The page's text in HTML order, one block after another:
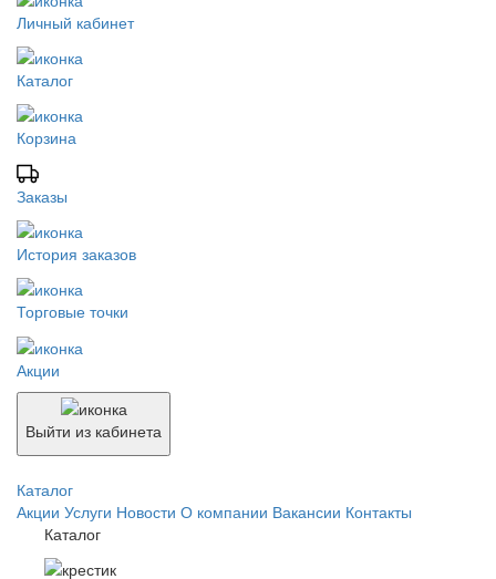
Личный кабинет
Каталог
Корзина
Заказы
История заказов
Торговые точки
Акции
Выйти из кабинета
Каталог
Акции Услуги Новости О компании Вакансии Контакты
Каталог